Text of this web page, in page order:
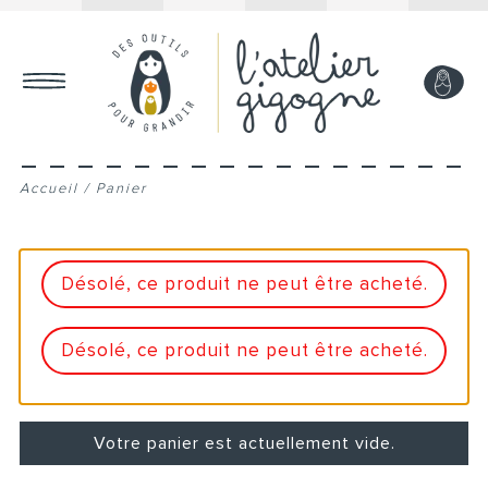
Accueil / Panier
Désolé, ce produit ne peut être acheté.
Désolé, ce produit ne peut être acheté.
Votre panier est actuellement vide.